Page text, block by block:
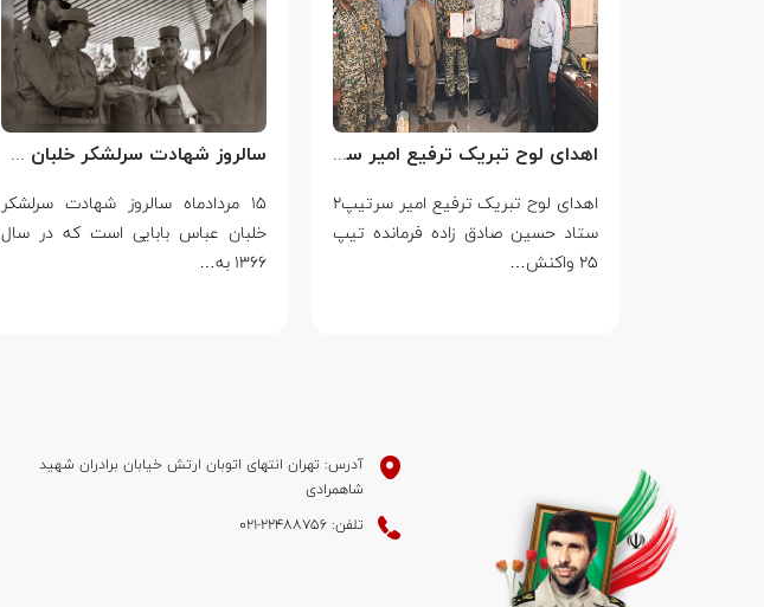
اهدای لوح تبریک ترفیع امیر سرتیپ۲ ستاد حسین صادق زاده فرمانده تیپ ۲۵ واکنش سریع شهید آبگون نزاجا مستقر در تبریز
اهدای لوح تبریک ترفیع امیر سرتیپ۲
ستاد حسین صادق زاده فرمانده تیپ
۲۵ واکنش…
سالروز شهادت سرلشکر خلبان عباس بابایی
۱۵ مردادماه سالروز شهادت سرلشکر
خلبان عباس بابایی است که در سال
۱۳۶۶ به…
آدرس: تهران انتهای اتوبان ارتش خیابان برادران شهید
شاهمرادی
تلفن: 22488756-021